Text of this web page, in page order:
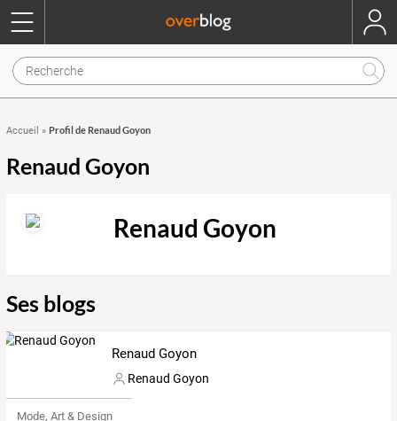
Accueil » Profil de Renaud Goyon
Renaud Goyon
Renaud Goyon
Ses blogs
Renaud Goyon
Renaud Goyon
Mode, Art & Design